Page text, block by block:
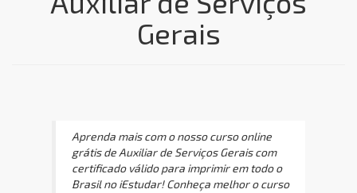
Gerais
Aprenda mais com o nosso curso online
grátis de Auxiliar de Serviços Gerais com
certificado válido para imprimir em todo o
Brasil no iEstudar! Conheça melhor o curso